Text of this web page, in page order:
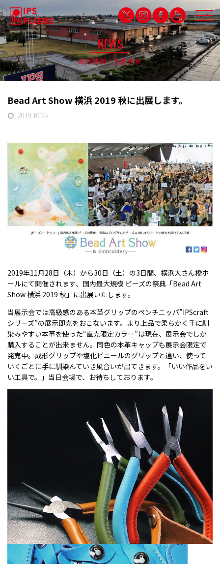
IPS QUALITY
品質保証
PARTNERSHIP
PRODUCTS
製品紹介
CAMPDRUNK
キャンプドランク
MAKING
製品ができるまで
採用情報
COMPANY
会社案内
MEDIA
メディア情報
NEWS
新着情報／当選発表
CONTACT
お問い合わせ
ONLINE SHOP
オンラインショップ
Google Translate
NEWS
最新情報／当選発表
Bead Art Show 横浜 2019 秋に出展します。
2019.10.25
2019年11月28日（木）から30日（土）の3日間、横浜大さん橋ホ
ールにて開催されます、国内最大規模 ビーズの祭典「Bead Art
Show 横浜 2019 秋」に出展いたします。
当展示会では高級感のある本革グリップのペンチニッパ”IPScraft
シリーズ”の展示即売をおこないます。より上品で柔らかく手に馴
染みやすい本革を使った“直売限定カラー”は現在、展示会でしか
購入することが出来ません。同色の本革キャップも展示会限定で
発売中。成形グリップや塩化ビニールのグリップと違い、使って
いくごとに手に馴染んていき風合いが出てきます。「いい作品をい
い工具で。」当日会場で、お待ちしております。